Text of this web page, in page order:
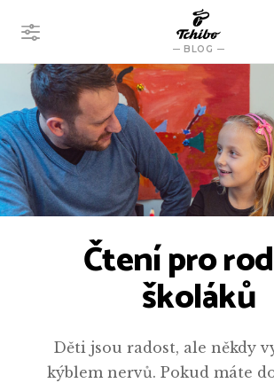
BLOG
Čtení pro
školáků
Děti jsou radost, ale někdy
kýblem nervů. Pokud máte